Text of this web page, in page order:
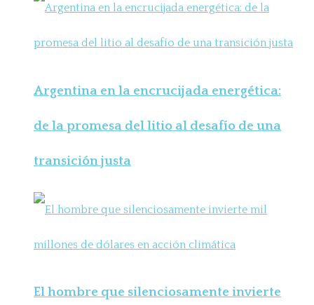
Argentina en la encrucijada energética:
de la promesa del litio al desafío de una
transición justa
El hombre que silenciosamente invierte